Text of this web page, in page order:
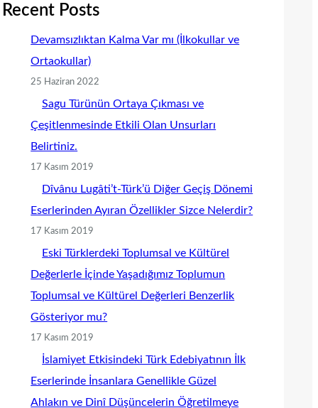
Recent Posts
Devamsızlıktan Kalma Var mı (İlkokullar ve
Ortaokullar)
25 Haziran 2022
Sagu Türünün Ortaya Çıkması ve
Çeşitlenmesinde Etkili Olan Unsurları
Belirtiniz.
17 Kasım 2019
Dîvânu Lugâti’t-Türk’ü Diğer Geçiş Dönemi
Eserlerinden Ayıran Özellikler Sizce Nelerdir?
17 Kasım 2019
Eski Türklerdeki Toplumsal ve Kültürel
Değerlerle İçinde Yaşadığımız Toplumun
Toplumsal ve Kültürel Değerleri Benzerlik
Gösteriyor mu?
17 Kasım 2019
İslamiyet Etkisindeki Türk Edebiyatının İlk
Eserlerinde İnsanlara Genellikle Güzel
Ahlakın ve Dinî Düşüncelerin Öğretilmeye